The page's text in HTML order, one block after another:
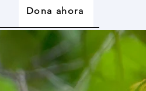
Dona ahora